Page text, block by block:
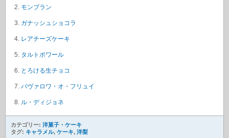
モンブラン
ガナッシュショコラ
レアチーズケーキ
タルトポワール
とろける生チョコ
バヴァロワ・オ・フリュイ
ル・ディジョネ
カテゴリー: 洋菓子・ケーキ
タグ: キャラメル, ケーキ, 洋梨